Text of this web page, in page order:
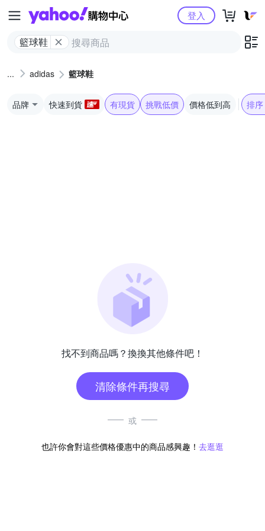
Yahoo購物中心
籃球鞋
登入
adidas 籃球鞋
品牌 快速到貨 有現貨 挑戰低價 價格低到高 排序
找不到商品嗎？換換其他條件吧！
清除條件再搜尋
或
也許你會對這些價格優惠中的商品感興趣！ 去逛逛